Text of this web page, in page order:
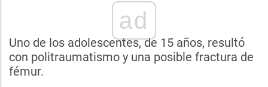
ad
Uno de los adolescentes, de 15 años, resultó
con politraumatismo y una posible fractura de
fémur.